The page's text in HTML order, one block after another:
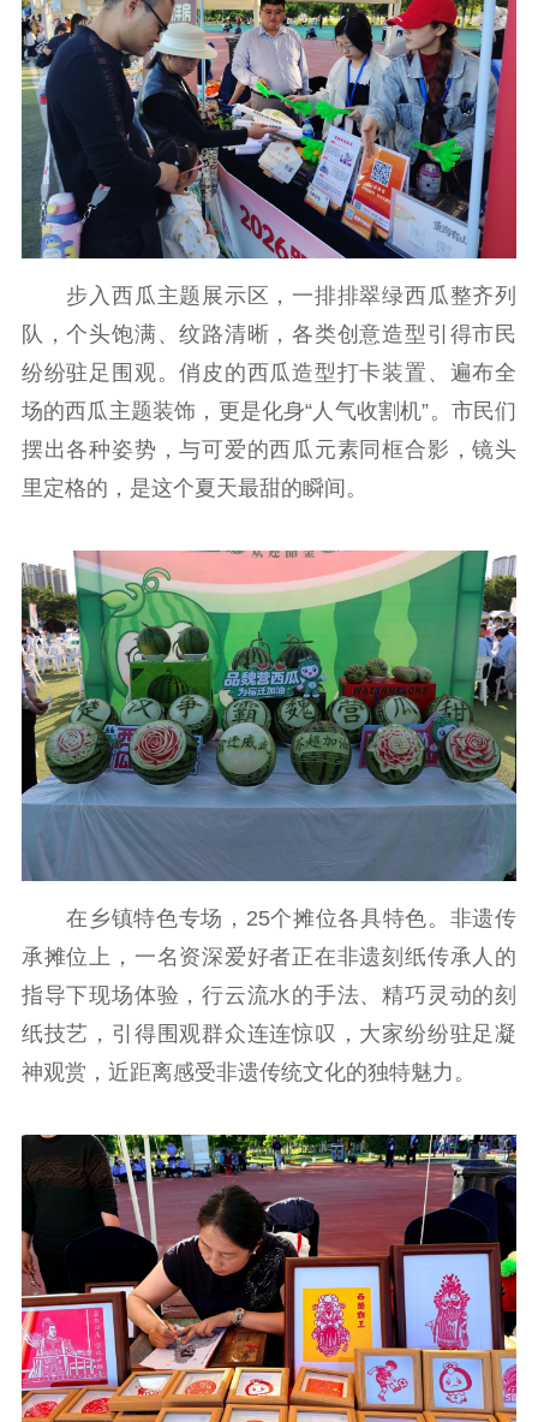
步入西瓜主题展示区，一排排翠绿西瓜整齐列
队，个头饱满、纹路清晰，各类创意造型引得市民
纷纷驻足围观。俏皮的西瓜造型打卡装置、遍布全
场的西瓜主题装饰，更是化身“人气收割机”。市民们
摆出各种姿势，与可爱的西瓜元素同框合影，镜头
里定格的，是这个夏天最甜的瞬间。
在乡镇特色专场，25个摊位各具特色。非遗传
承摊位上，一名资深爱好者正在非遗刻纸传承人的
指导下现场体验，行云流水的手法、精巧灵动的刻
纸技艺，引得围观群众连连惊叹，大家纷纷驻足凝
神观赏，近距离感受非遗传统文化的独特魅力。